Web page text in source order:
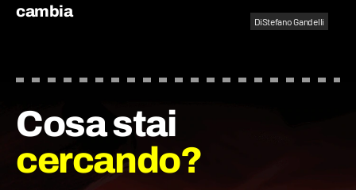
cambia
DiStefano Gandelli
Cosa stai
cercando?